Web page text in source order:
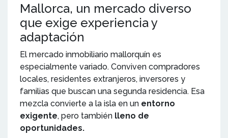
Mallorca, un mercado diverso
que exige experiencia y
adaptación
El mercado inmobiliario mallorquín es
especialmente variado. Conviven compradores
locales, residentes extranjeros, inversores y
familias que buscan una segunda residencia. Esa
mezcla convierte a la isla en un entorno
exigente, pero también lleno de
oportunidades.